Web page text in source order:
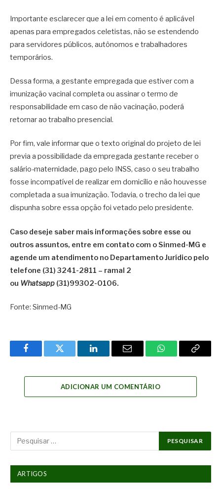
Importante esclarecer que a lei em comento é aplicável
apenas para empregados celetistas, não se estendendo
para servidores públicos, autônomos e trabalhadores
temporários.
Dessa forma, a gestante empregada que estiver com a
imunização vacinal completa ou assinar o termo de
responsabilidade em caso de não vacinação, poderá
retornar ao trabalho presencial.
Por fim, vale informar que o texto original do projeto de lei
previa a possibilidade da empregada gestante receber o
salário-maternidade, pago pelo INSS, caso o seu trabalho
fosse incompatível de realizar em domicílio e não houvesse
completada a sua imunização. Todavia, o trecho da lei que
dispunha sobre essa opção foi vetado pelo presidente.
Caso deseje saber mais informações sobre esse ou
outros assuntos, entre em contato com o Sinmed-MG e
agende um atendimento no Departamento Jurídico pelo
telefone (31) 3241-2811 – ramal 2
ou Whatsapp (31)99302-0106.
Fonte: Sinmed-MG
FacebookTwitter LinkedInEmail WhatsAppCopy
ADICIONAR UM COMENTÁRIO
ARTIGOS